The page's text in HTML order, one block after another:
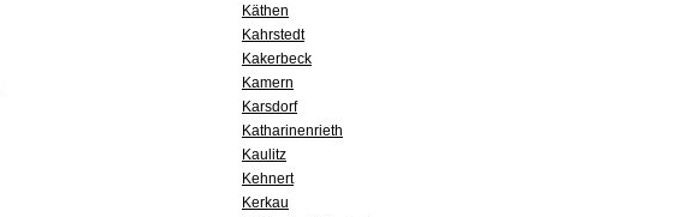
Käthen
Kahrstedt
Kakerbeck
Kamern
Karsdorf
Katharinenrieth
Kaulitz
Kehnert
Kerkau